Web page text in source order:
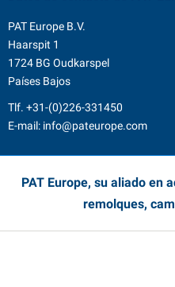
PAT Europe B.V.
Haarspit 1
1724 BG Oudkarspel
Países Bajos
Tlf. +31-(0)226-331450
E-mail: info@pateurope.com
PAT Europe, su aliado en
remolques,